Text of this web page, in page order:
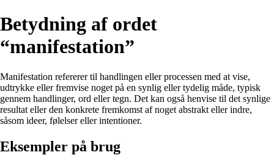
Betydning af ordet
“manifestation”
Manifestation refererer til handlingen eller processen med at vise,
udtrykke eller fremvise noget på en synlig eller tydelig måde, typisk
gennem handlinger, ord eller tegn. Det kan også henvise til det synlige
resultat eller den konkrete fremkomst af noget abstrakt eller indre,
såsom ideer, følelser eller intentioner.
Eksempler på brug